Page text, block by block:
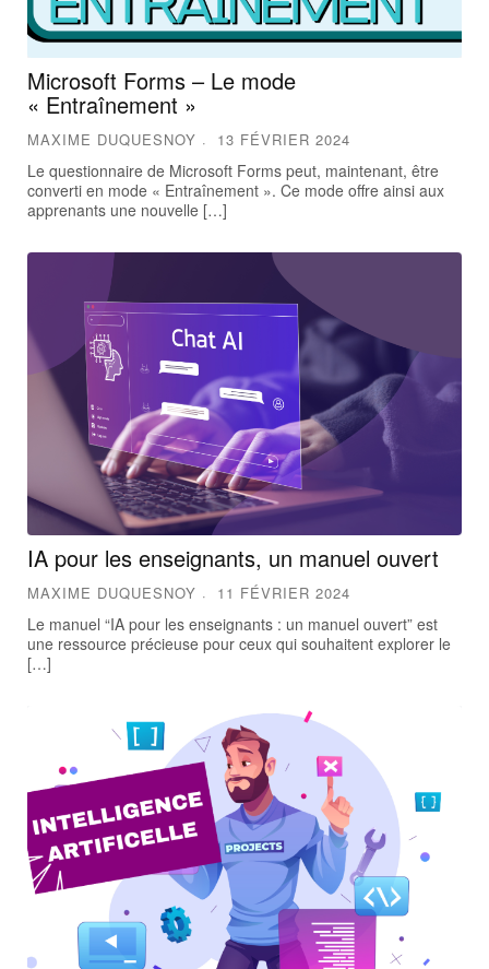
Microsoft Forms – Le mode
« Entraînement »
MAXIME DUQUESNOY 13 FÉVRIER 2024
Le questionnaire de Microsoft Forms peut, maintenant, être
converti en mode « Entraînement ». Ce mode offre ainsi aux
apprenants une nouvelle […]
IA pour les enseignants, un manuel ouvert
MAXIME DUQUESNOY 11 FÉVRIER 2024
Le manuel “IA pour les enseignants : un manuel ouvert” est
une ressource précieuse pour ceux qui souhaitent explorer le
[…]